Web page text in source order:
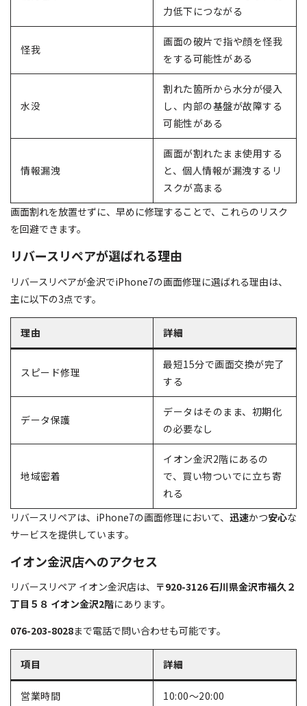
力低下につながる
怪我
画面の破片で指や顔を怪我
をする可能性がある
水没
割れた箇所から水分が侵入
し、内部の基盤が故障する
可能性がある
情報漏洩
画面が割れたまま使用する
と、個人情報が漏洩するリ
スクが高まる
画面割れを放置せずに、早めに修理することで、これらのリスク
を回避できます。
リバースリペアが選ばれる理由
リバースリペアが金沢でiPhone7の画面修理に選ばれる理由は、
主に以下の3点です。
理由 詳細
スピード修理
最短15分で画面交換が完了
する
データ保護
データはそのまま、初期化
の必要なし
地域密着
イオン金沢2階にあるの
で、買い物ついでに立ち寄
れる
リバースリペアは、iPhone7の画面修理において、 迅速かつ安心な
サービスを提供しています。
イオン金沢店へのアクセス
リバースリペア イオン金沢店は、 〒920-3126 石川県金沢市福久２
丁目５８ イオン金沢2階にあります。
076-203-8028まで電話で問い合わせも可能です。
項目 詳細
営業時間 10:00～20:00